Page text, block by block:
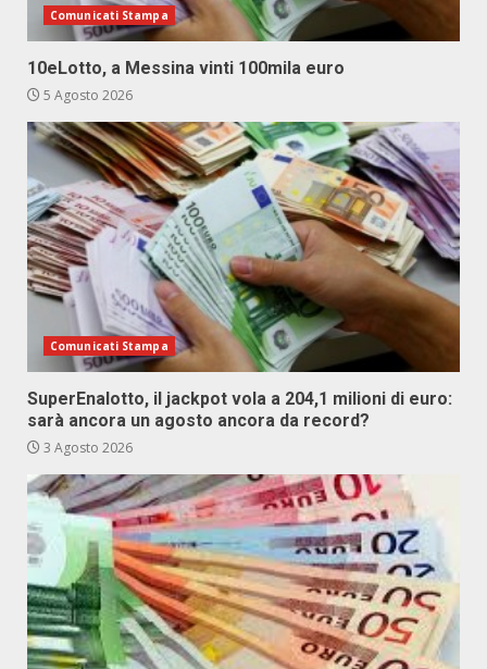
Comunicati Stampa
10eLotto, a Messina vinti 100mila euro
5 Agosto 2026
Comunicati Stampa
SuperEnalotto, il jackpot vola a 204,1 milioni di euro:
sarà ancora un agosto ancora da record?
3 Agosto 2026